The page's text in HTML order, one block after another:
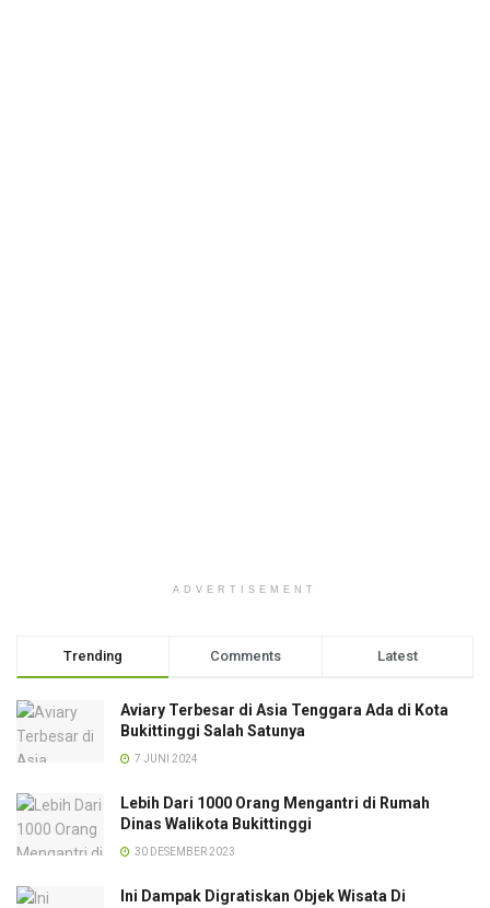
ADVERTISEMENT
Trending Comments Latest
Aviary Terbesar di Asia Tenggara Ada di Kota
Bukittinggi Salah Satunya
7 JUNI 2024
Lebih Dari 1000 Orang Mengantri di Rumah
Dinas Walikota Bukittinggi
30 DESEMBER 2023
Ini Dampak Digratiskan Objek Wisata Di